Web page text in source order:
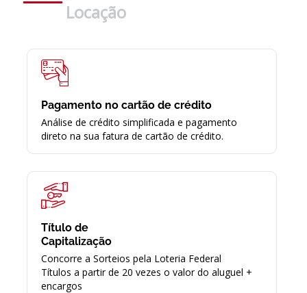
Locação
Pagamento no cartão de crédito
Análise de crédito simplificada e pagamento
direto na sua fatura de cartão de crédito.
Título de
Capitalização
Concorre a Sorteios pela Loteria Federal
Títulos a partir de 20 vezes o valor do aluguel +
encargos